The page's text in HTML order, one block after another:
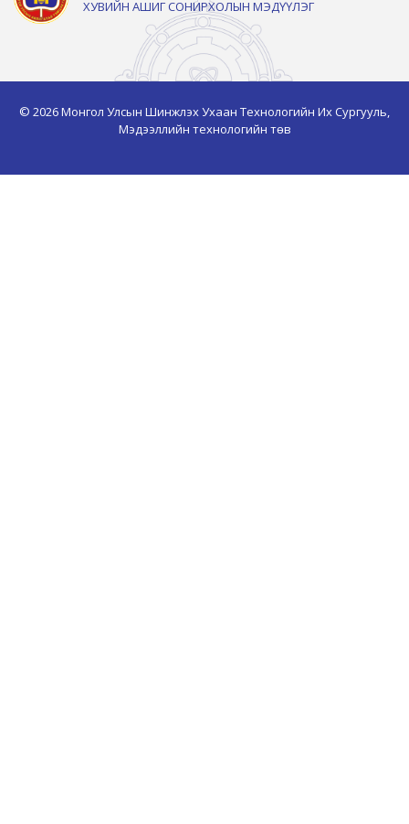
ХУВИЙН АШИГ СОНИРХОЛЫН МЭДҮҮЛЭГ
© 2026 Монгол Улсын Шинжлэх Ухаан Технологийн Их Сургууль,
Мэдээллийн технологийн төв